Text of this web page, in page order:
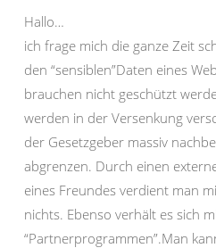
Hallo…
ich frage mich die ganze Zeit
den “sensiblen”Daten eines
brauchen nicht geschützt
werden in der Versenkung
der Gesetzgeber massiv
abgrenzen. Durch einen
eines Freundes verdient man
nichts. Ebenso verhält es sich
“Partnerprogrammen”.Man